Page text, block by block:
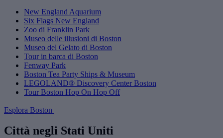
New England Aquarium
Six Flags New England
Zoo di Franklin Park
Museo delle illusioni di Boston
Museo del Gelato di Boston
Tour in barca di Boston
Fenway Park
Boston Tea Party Ships & Museum
LEGOLAND® Discovery Center Boston
Tour Boston Hop On Hop Off
Esplora Boston
Città negli Stati Uniti